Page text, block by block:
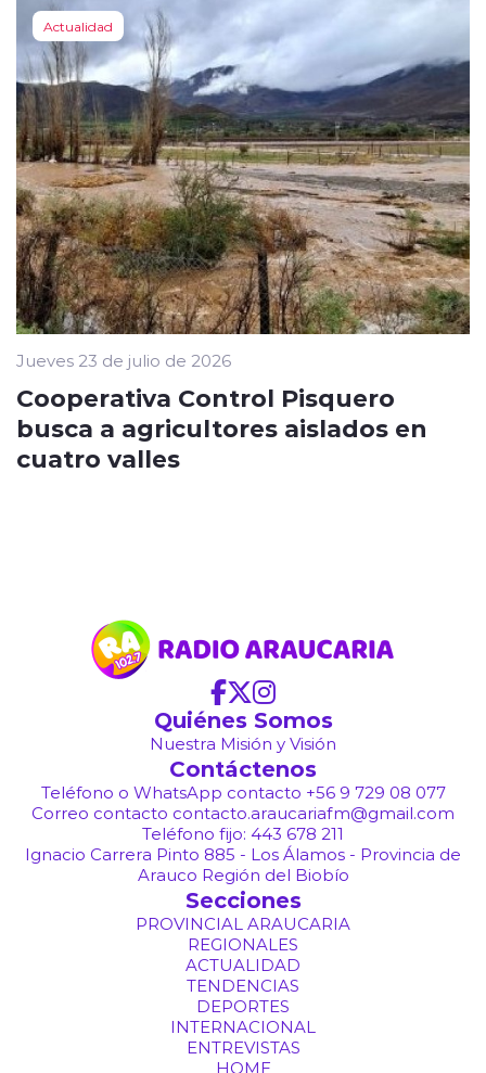
Actualidad
Jueves 23 de julio de 2026
Cooperativa Control Pisquero
busca a agricultores aislados en
cuatro valles
Quiénes Somos
Nuestra Misión y Visión
Contáctenos
Teléfono o WhatsApp contacto +56 9 729 08 077
Correo contacto contacto.araucariafm@gmail.com
Teléfono fijo: 443 678 211
Ignacio Carrera Pinto 885 - Los Álamos - Provincia de
Arauco Región del Biobío
Secciones
PROVINCIAL ARAUCARIA
REGIONALES
ACTUALIDAD
TENDENCIAS
DEPORTES
INTERNACIONAL
ENTREVISTAS
HOME